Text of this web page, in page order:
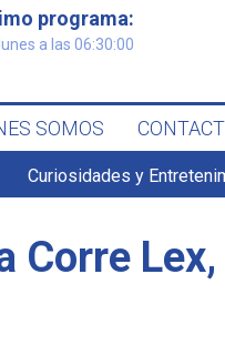
programa:
a las 06:30:00
SOMOS
Curiosidades y